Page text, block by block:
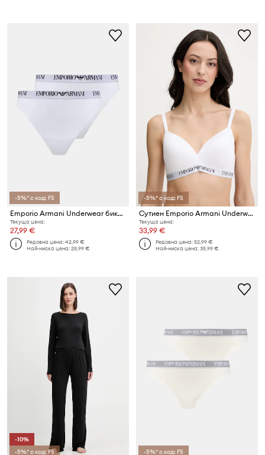
-5%* с код: FS
Emporio Armani Underwear бикини дамски с памук 2 броя
Текуща цена:
27,99 €
Редовна цена:42,99 €
Най-ниска цена:28,99 €
-5%* с код: FS
Сутиен Emporio Armani Underwear
Текуща цена:
33,99 €
Редовна цена:52,99 €
Най-ниска цена:35,99 €
-10%
-5%* с код: FS
-5%* с код: FS